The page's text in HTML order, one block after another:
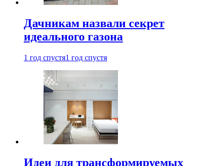
Дачникам назвали секрет
идеального газона
1 год спустя1 год спустя
Идеи для трансформируемых